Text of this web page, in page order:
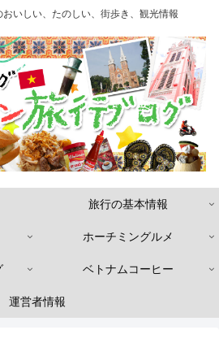
いしい、たのしい、街歩き、観光情報
旅行の基本情報
ホーチミングルメ
ベトナムコーヒー
運営者情報